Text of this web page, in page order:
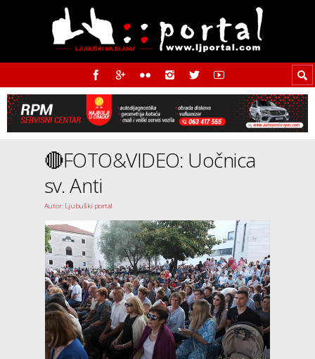
🔴FOTO&VIDEO: Uočnica
sv. Anti
Autor: Ljubuški portal